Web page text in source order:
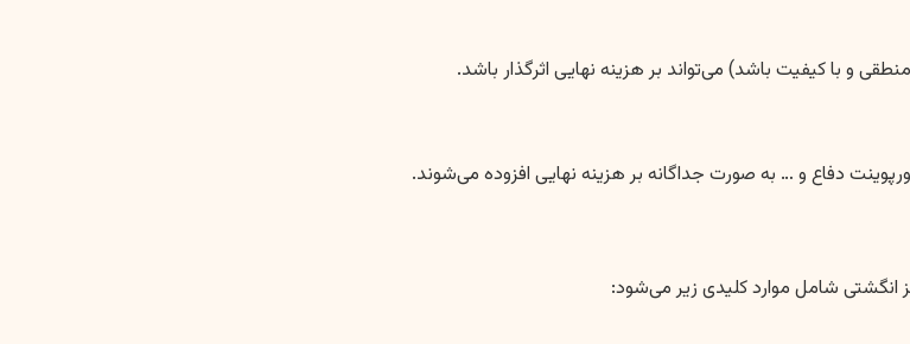
و با کیفیت باشد) می‌تواند بر هزینه نهایی اثرگذار باشد.
شامل موارد کلیدی زیر می‌شود: